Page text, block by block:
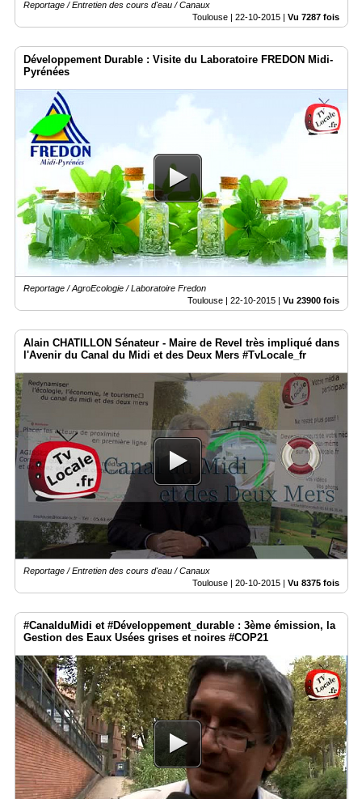
Reportage / Entretien des cours d'eau / Canaux
Toulouse | 22-10-2015 Vu 7287 fois
Développement Durable : Visite du Laboratoire FREDON Midi-
Pyrénées
Reportage / AgroEcologie / Laboratoire Fredon
Toulouse | 22-10-2015 | Vu 23900 fois
Alain CHATILLON Sénateur - Maire de Revel très impliqué dans
l'Avenir du Canal du Midi et des Deux Mers #TvLocale_fr
Reportage / Entretien des cours d'eau / Canaux
Toulouse | 20-10-2015 | Vu 8375 fois
#CanalduMidi et #Développement_durable : 3ème émission, la
Gestion des Eaux Usées grises et noires #COP21